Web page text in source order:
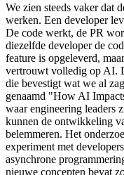
We zien steeds vaker dat
werken. Een developer
De code werkt, de PR
diezelfde developer de
feature is opgeleverd,
vertrouwt volledig op AI.
die bevestigt wat we al
genaamd "How AI
waar engineering leaders
kunnen de ontwikkeling
belemmeren. Het
experiment met
asynchrone
nieuwe concepten bevat